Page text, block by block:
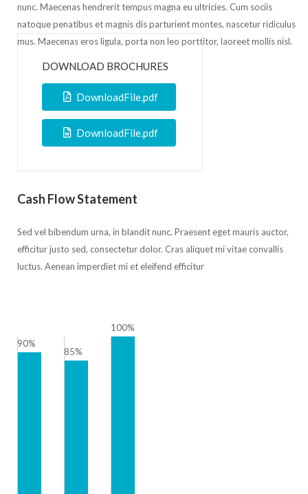
nunc. Maecenas hendrerit tempus magna eu ultricies. Cum sociis
natoque penatibus et magnis dis parturient montes, nascetur ridiculus
mus. Maecenas eros ligula, porta non leo porttitor, laoreet mollis nisl.
DOWNLOAD BROCHURES
DownloadFile.pdf
DownloadFile.pdf
Cash Flow Statement
Sed vel bibendum urna, in blandit nunc. Praesent eget mauris auctor,
efficitur justo sed, consectetur dolor. Cras aliquet mi vitae convallis
luctus. Aenean imperdiet mi et eleifend efficitur
90%
85%
100%